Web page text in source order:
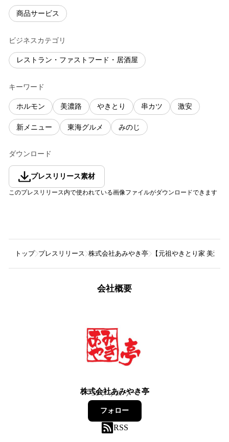
商品サービス
ビジネスカテゴリ
レストラン・ファストフード・居酒屋
キーワード
ホルモン 美濃路 やきとり 串カツ 激安
新メニュー 東海グルメ みのじ
ダウンロード
プレスリリース素材
このプレスリリース内で使われている画像ファイルがダウンロードできます
トップ プレスリリース 株式会社あみやき亭 【元祖やきとり家 美濃
会社概要
株式会社あみやき亭
39フォロワー
フォロー
RSS